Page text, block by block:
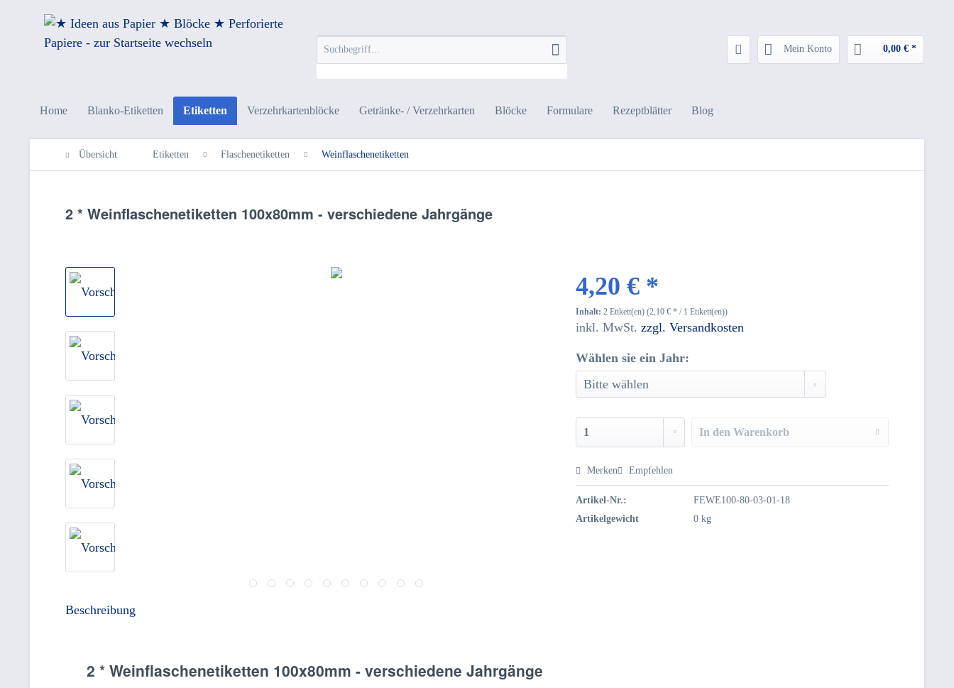
Mein Konto 0,00 € *
Home Blanko-Etiketten Etiketten Verzehrkartenblöcke Getränke- / Verzehrkarten Blöcke Formulare Rezeptblätter Blog
Übersicht Etiketten Flaschenetiketten Weinflaschenetiketten
2 * Weinflaschenetiketten 100x80mm - verschiedene Jahrgänge
4,20 € *
Inhalt:2 Etikett(en) (2,10 € * / 1 Etikett(en))
inkl. MwSt.zzgl. Versandkosten
Wählen sie ein Jahr:
In den Warenkorb
Merken Empfehlen
Artikel-Nr.:
FEWE100-80-03-01-18
Artikelgewicht
0 kg
Beschreibung
2 * Weinflaschenetiketten 100x80mm - verschiedene Jahrgänge